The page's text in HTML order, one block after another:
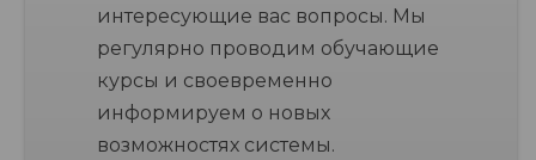
интересующие вас вопросы. Мы
регулярно проводим обучающие
курсы и своевременно
информируем о новых
возможностях системы.